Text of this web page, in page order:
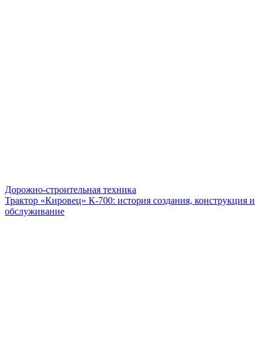
Дорожно-строительная техника
Трактор «Кировец» К-700: история создания, конструкция и
обслуживание